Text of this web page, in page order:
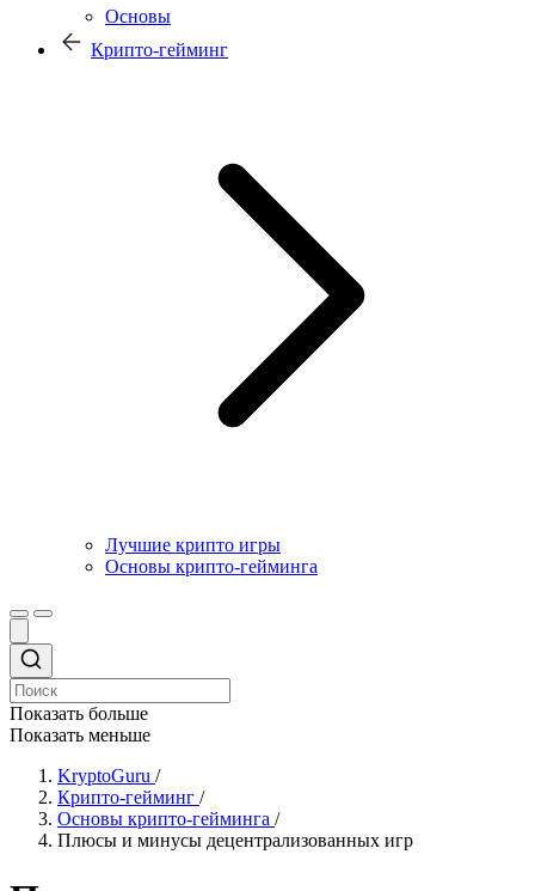
Основы
Крипто-гейминг
Лучшие крипто игры
Основы крипто-гейминга
Показать больше
Показать меньше
KryptoGuru /
Крипто-гейминг /
Основы крипто-гейминга /
Плюсы и минусы децентрализованных игр